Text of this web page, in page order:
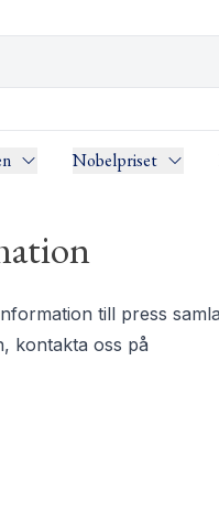
Nobelpriset
till press
kontakta oss på